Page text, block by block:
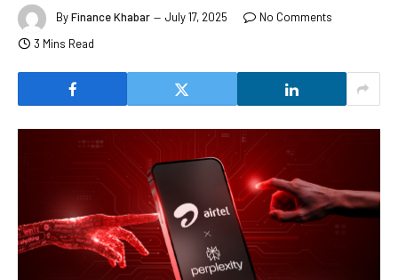
ByFinance Khabar July 17, 2025
No Comments
3 Mins Read